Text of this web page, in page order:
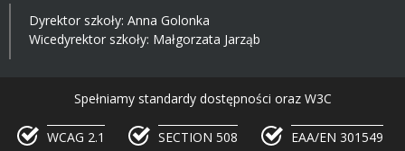
Dyrektor szkoły: Anna Golonka
Wicedyrektor szkoły: Małgorzata Jarząb
Spełniamy standardy dostępności oraz W3C
WCAG 2.1 SECTION 508 EAA/EN 301549